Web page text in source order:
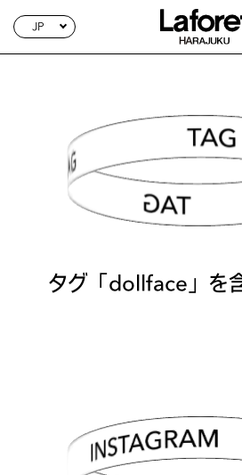
JP
タグ「dollface」を